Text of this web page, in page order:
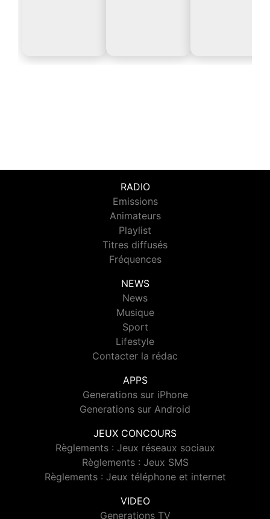
RADIO
Emissions
Animateurs
Playlist
Titres diffusés
Fréquences
NEWS
News
Musique
Sport
Lifestyle
Contacter la rédac
APPS
Generations sur iPhone
Generations sur Android
JEUX CONCOURS
Règlements : Jeux réseaux sociaux
Règlements : Jeux SMS
Règlements : Jeux téléphone et internet
VIDEO
Generations TV